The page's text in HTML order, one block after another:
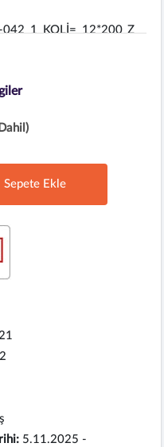
042 1 KOLİ= 12*200 Z
Sepete Ekle
5.11.2025 -